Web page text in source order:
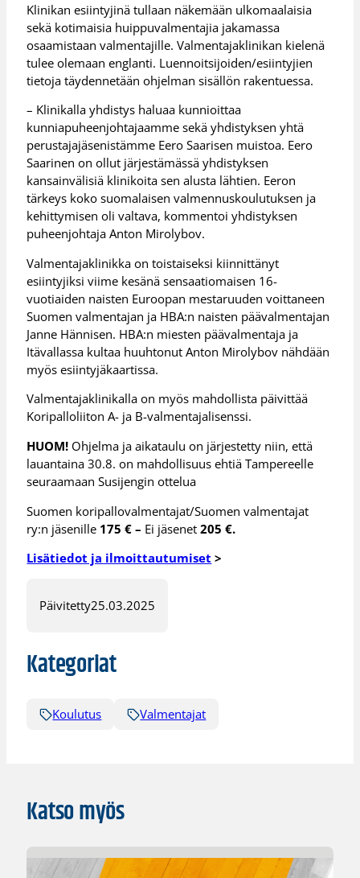
Klinikan esiintyjinä tullaan näkemään ulkomaalaisia
sekä kotimaisia huippuvalmentajia jakamassa
osaamistaan valmentajille. Valmentajaklinikan kielenä
tulee olemaan englanti. Luennoitsijoiden/esiintyjien
tietoja täydennetään ohjelman sisällön rakentuessa.
– Klinikalla yhdistys haluaa kunnioittaa
kunniapuheenjohtajaamme sekä yhdistyksen yhtä
perustajajäsenistämme Eero Saarisen muistoa. Eero
Saarinen on ollut järjestämässä yhdistyksen
kansainvälisiä klinikoita sen alusta lähtien. Eeron
tärkeys koko suomalaisen valmennuskoulutuksen ja
kehittymisen oli valtava, kommentoi yhdistyksen
puheenjohtaja Anton Mirolybov.
Valmentajaklinikka on toistaiseksi kiinnittänyt
esiintyjiksi viime kesänä sensaatiomaisen 16-
vuotiaiden naisten Euroopan mestaruuden voittaneen
Suomen valmentajan ja HBA:n naisten päävalmentajan
Janne Hännisen. HBA:n miesten päävalmentaja ja
Itävallassa kultaa huuhtonut Anton Mirolybov nähdään
myös esiintyjäkaartissa.
Valmentajaklinikalla on myös mahdollista päivittää
Koripalloliiton A- ja B-valmentajalisenssi.
HUOM! Ohjelma ja aikataulu on järjestetty niin, että
lauantaina 30.8. on mahdollisuus ehtiä Tampereelle
seuraamaan Susijengin ottelua
Suomen koripallovalmentajat/Suomen valmentajat
ry:n jäsenille 175 € – Ei jäsenet205 €.
Lisätiedot ja ilmoittautumiset >
Päivitetty25.03.2025
Kategoriat
Koulutus Valmentajat
Katso myös